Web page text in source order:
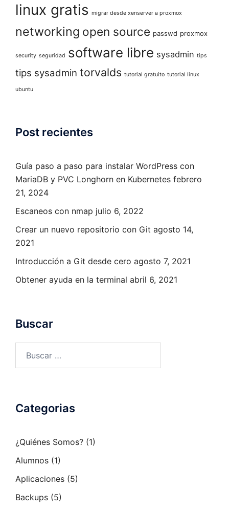
linux gratis migrar desde xenserver a proxmox
networking open source passwd proxmox
security seguridad software libre sysadmin tips
tips sysadmin torvalds tutorial gratuito tutorial linux
ubuntu
Post recientes
Guía paso a paso para instalar WordPress con
MariaDB y PVC Longhorn en Kubernetes febrero
21, 2024
Escaneos con nmap julio 6, 2022
Crear un nuevo repositorio con Git agosto 14,
2021
Introducción a Git desde cero agosto 7, 2021
Obtener ayuda en la terminal abril 6, 2021
Buscar
Categorias
¿Quiénes Somos? (1)
Alumnos (1)
Aplicaciones (5)
Backups (5)